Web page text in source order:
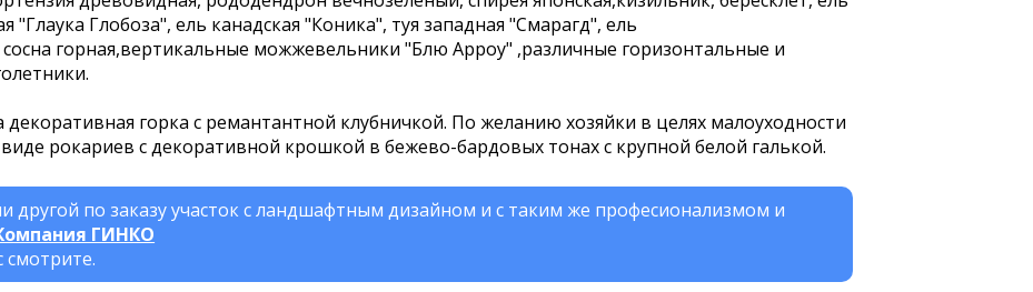
"Глаука Глобоза", ель канадская "Коника", туя западная "Смарагд", ель
горная,вертикальные можжевельники "Блю Арроу" ,различные горизонтальные и
горка с ремантантной клубничкой. По желанию хозяйки в целях малоуходности
рокариев с декоративной крошкой в бежево-бардовых тонах с крупной белой галькой.
другой по заказу участок с ландшафтным дизайном и с таким же професионализмом и
ГИНКО
смотрите.